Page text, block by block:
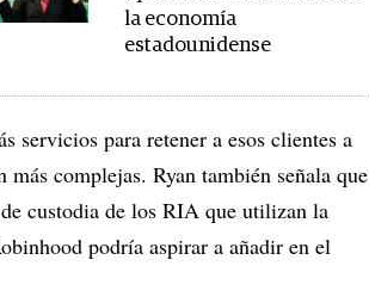
la economía
estadounidense
servicios para retener a esos clientes a
más complejas. Ryan también señala que
custodia de los RIA que utilizan la
podría aspirar a añadir en el